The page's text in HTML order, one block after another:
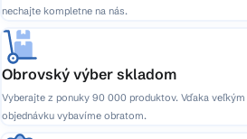
nechajte kompletne na nás.
Obrovský výber skladom
Vyberajte z ponuky 90 000 produktov. Vďaka
objednávku vybavíme obratom.